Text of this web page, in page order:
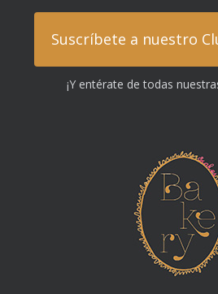
Suscríbete a nuestro
¡Y entérate de todas